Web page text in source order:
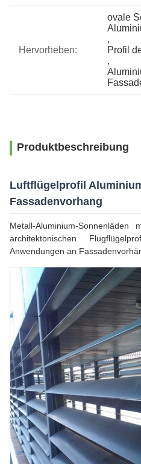
Hervorheben:
ovale
,
Profil
,
Produktbeschreibung
Luftflügelprofil
Fassadenvorhang
Metall-Aluminium-Sonnenläden
architektonischen
Anwendungen an